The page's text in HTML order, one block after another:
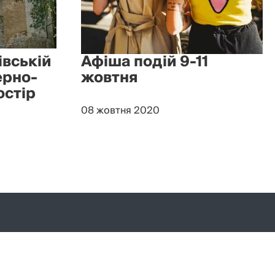
Афіша подій 9-11
жовтня
08 жовтня 2020